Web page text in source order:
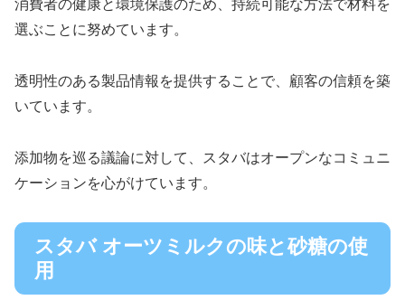
消費者の健康と環境保護のため、持続可能な方法で材料を
選ぶことに努めています。
透明性のある製品情報を提供することで、顧客の信頼を築
いています。
添加物を巡る議論に対して、スタバはオープンなコミュニ
ケーションを心がけています。
スタバ オーツミルクの味と砂糖の使
用